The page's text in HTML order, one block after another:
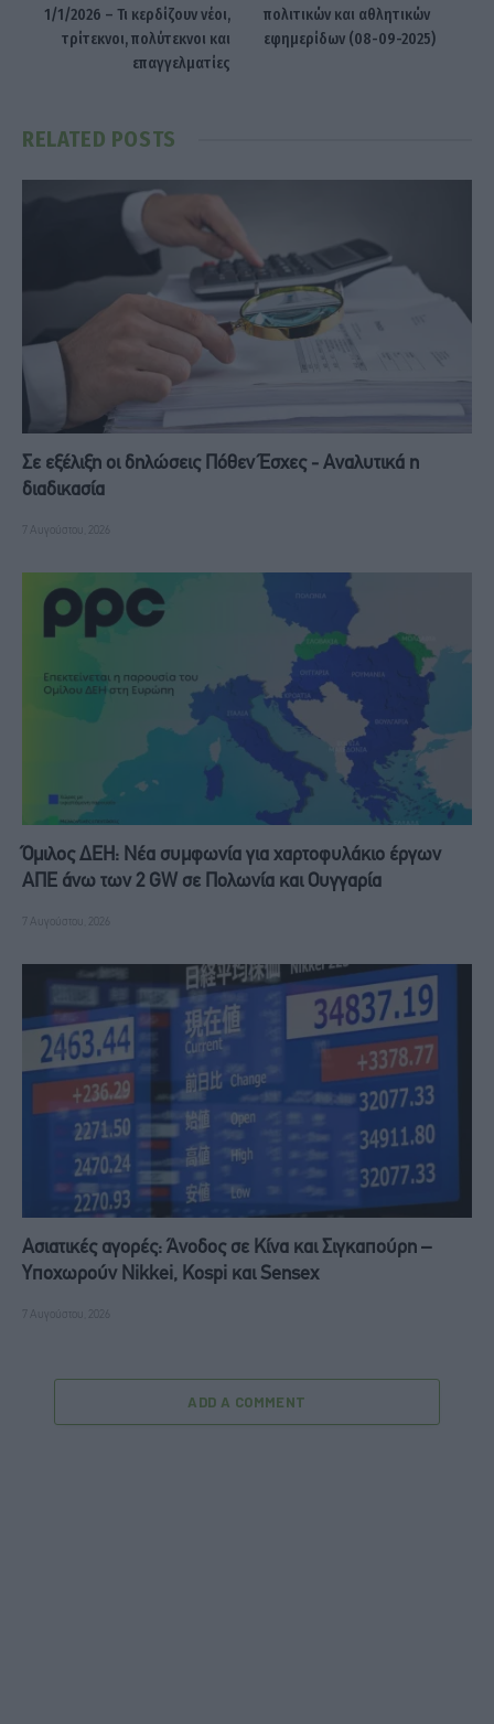
1/1/2026 – Τι κερδίζουν νέοι,
τρίτεκνοι, πολύτεκνοι και
επαγγελματίες
πολιτικών και αθλητικών
εφημερίδων (08-09-2025)
RELATED POSTS
Σε εξέλιξη οι δηλώσεις Πόθεν Έσχες - Αναλυτικά η
διαδικασία
7 Αυγούστου, 2026
Όμιλος ΔΕΗ: Νέα συμφωνία για χαρτοφυλάκιο έργων
ΑΠΕ άνω των 2 GW σε Πολωνία και Ουγγαρία
7 Αυγούστου, 2026
Ασιατικές αγορές: Άνοδος σε Κίνα και Σιγκαπούρη –
Υποχωρούν Nikkei, Kospi και Sensex
7 Αυγούστου, 2026
ADD A COMMENT